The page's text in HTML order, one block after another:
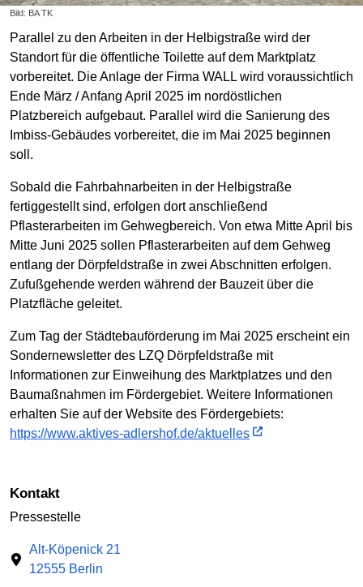
Bild: BA TK
Parallel zu den Arbeiten in der Helbigstraße wird der
Standort für die öffentliche Toilette auf dem Marktplatz
vorbereitet. Die Anlage der Firma WALL wird voraussichtlich
Ende März / Anfang April 2025 im nordöstlichen
Platzbereich aufgebaut. Parallel wird die Sanierung des
Imbiss-Gebäudes vorbereitet, die im Mai 2025 beginnen
soll.
Sobald die Fahrbahnarbeiten in der Helbigstraße
fertiggestellt sind, erfolgen dort anschließend
Pflasterarbeiten im Gehwegbereich. Von etwa Mitte April bis
Mitte Juni 2025 sollen Pflasterarbeiten auf dem Gehweg
entlang der Dörpfeldstraße in zwei Abschnitten erfolgen.
Zufußgehende werden während der Bauzeit über die
Platzfläche geleitet.
Zum Tag der Städtebauförderung im Mai 2025 erscheint ein
Sondernewsletter des LZQ Dörpfeldstraße mit
Informationen zur Einweihung des Marktplatzes und den
Baumaßnahmen im Fördergebiet. Weitere Informationen
erhalten Sie auf der Website des Fördergebiets:
https://www.aktives-adlershof.de/aktuelles
Kontakt
Pressestelle
Alt-Köpenick 21
12555 Berlin